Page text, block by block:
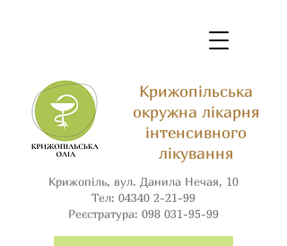
Крижопільська
окружна лікарня
інтенсивного
лікування
Крижопіль, вул. Данила Нечая, 10
Тел: 04340 2-21-99
Реєстратура: 098 031-95-99